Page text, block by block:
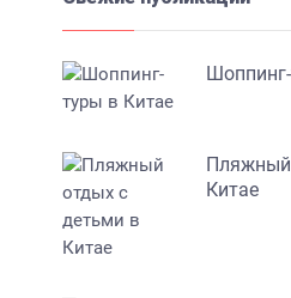
Пляжный
Китае